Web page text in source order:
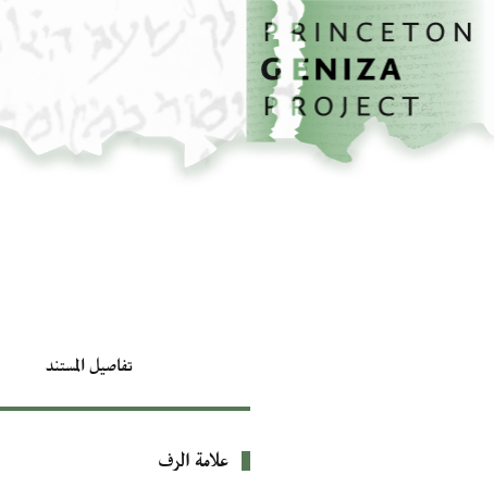
تخطي إلى المحتوى الرئيسي
الصفحة الرئيسية
تفاصيل المستند
بيانات التعريف
علامة الرف